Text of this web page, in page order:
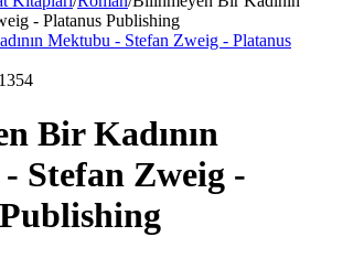
- Platanus Publishing
Bir Kadının
Stefan Zweig -